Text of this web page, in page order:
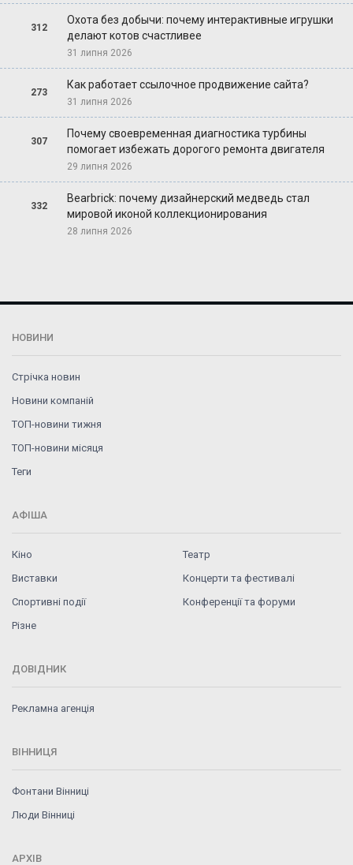
312
Охота без добычи: почему интерактивные игрушки
делают котов счастливее
31 липня 2026
273
Как работает ссылочное продвижение сайта?
31 липня 2026
307
Почему своевременная диагностика турбины
помогает избежать дорогого ремонта двигателя
29 липня 2026
332
Bearbrick: почему дизайнерский медведь стал
мировой иконой коллекционирования
28 липня 2026
НОВИНИ
Стрічка новин
Новини компаній
ТОП-новини тижня
ТОП-новини місяця
Теги
АФІША
Кіно
Театр
Виставки
Концерти та фестивалі
Спортивні події
Конференції та форуми
Різне
ДОВІДНИК
Рекламна агенція
ВІННИЦЯ
Фонтани Вінниці
Люди Вінниці
АРХІВ